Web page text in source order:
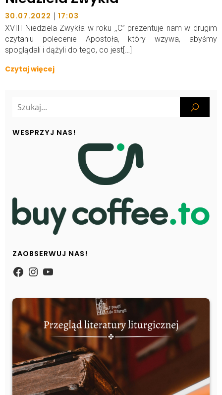
30.07.2022 | 17:03
XVIII Niedziela Zwykła w roku ,,C” prezentuje nam w drugim
czytaniu polecenie Apostoła, który wzywa, abyśmy
spoglądali i dążyli do tego, co jest[…]
Czytaj więcej
WESPRZYJ NAS!
ZAOBSERWUJ NAS!
https://www.facebook.com/
Instagram
YouTube